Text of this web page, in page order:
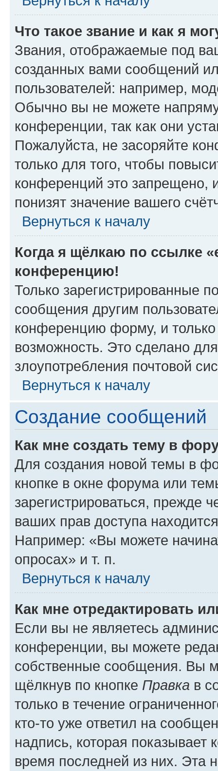
Что такое звание и как я
Звания, отображаемые под
созданных вами сообщений
пользователей: например,
Обычно вы не можете
конференции, так как они
Пожалуйста, не засоряйте
только для того, чтобы
конференций это запрещено,
понизят значение вашего
Вернуться к началу
Когда я щёлкаю по ссылке
конференцию!
Только зарегистрированные
сообщения другим
конференцию форму, и
возможность. Это сделано
злоупотребления почтовой
Вернуться к началу
Создание сообщений
Как мне создать тему в
Для создания новой темы в
кнопке в окне форума или
зарегистрироваться, прежде
ваших прав доступа
Например: «Вы можете
опросах» и т. п.
Вернуться к началу
Как мне отредактировать
Если вы не являетесь
конференции, вы можете
собственные сообщения. Вы
щёлкнув по кнопке Правка в
только в течение
кто-то уже ответил на
надпись, которая показывает
время последней из них. Эта